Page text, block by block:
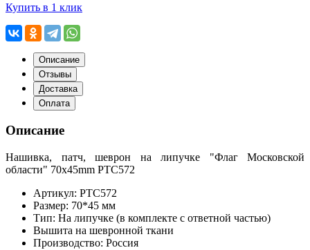
Купить в 1 клик
Описание
Отзывы
Доставка
Оплата
Описание
Нашивка, патч, шеврон на липучке "Флаг Московской
области" 70x45mm PTC572
Артикул: PTC572
Размер: 70*45 мм
Тип: На липучке (в комплекте с ответной частью)
Вышита на шевронной ткани
Производство: Россия